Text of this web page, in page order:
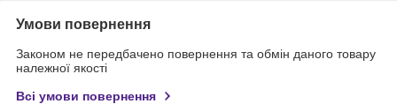
Умови повернення
Законом не передбачено повернення та обмін даного товару
належної якості
Всі умови повернення